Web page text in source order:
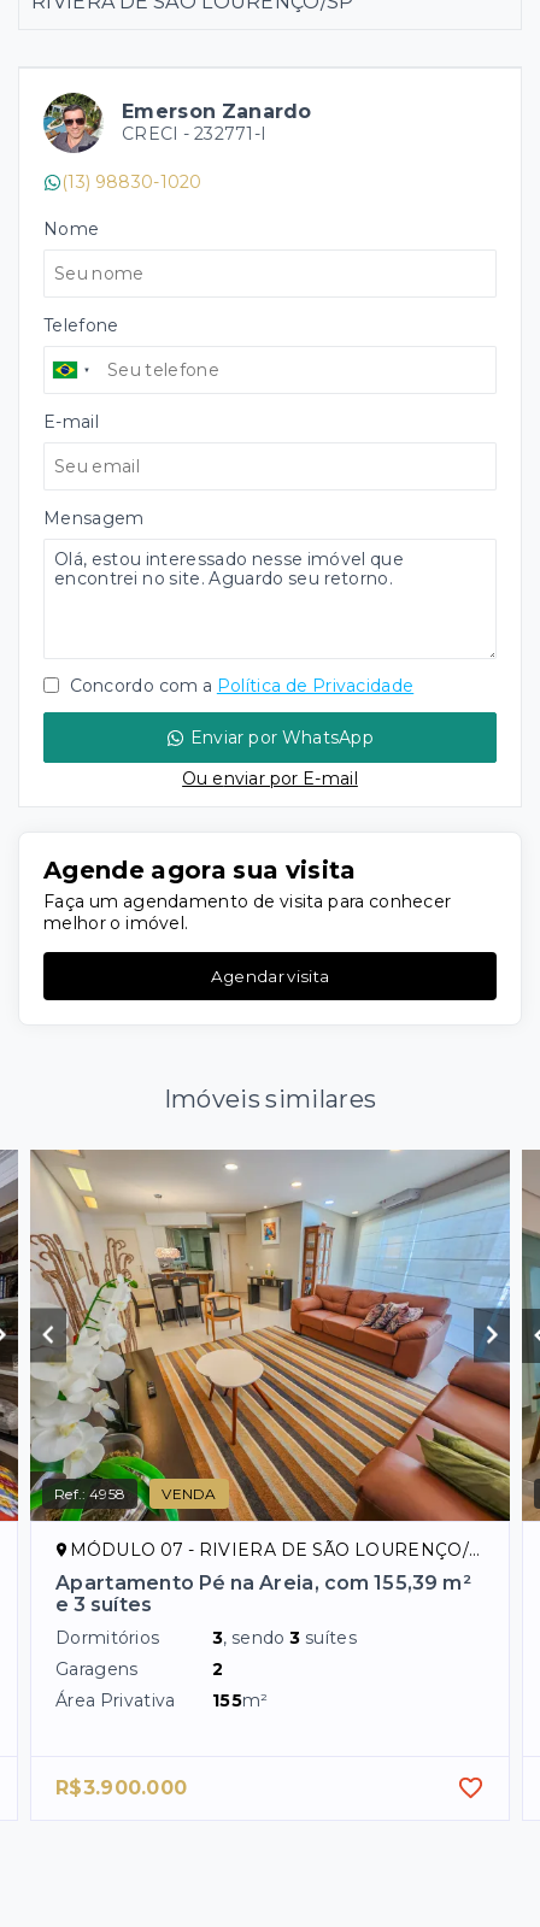
Emerson Zanardo
CRECI - 232771-I
(13) 98830-1020
Nome
Telefone
E-mail
Mensagem
Concordo com a Política de Privacidade
Enviar por WhatsApp
Ou enviar por E-mail
Agende agora sua visita
Faça um agendamento de visita para conhecer
melhor o imóvel.
Agendar visita
Imóveis similares
Ref.:4958 VENDA
MÓDULO 07 - RIVIERA DE SÃO LOURENÇO/SP
Apartamento Pé na Areia, com 155,39 m²
e 3 suítes
Dormitórios 3, sendo3 suítes
Garagens
2
Área Privativa
155m²
R$3.900.000